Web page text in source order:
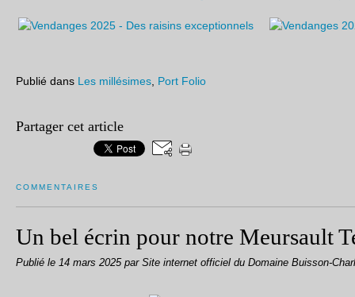
Publié dans Les millésimes Port Folio
Partager cet article
COMMENTAIRES
Un bel écrin pour notre Meursault
Publié le 14 mars 2025 par Site internet officiel du Domaine Buisson-